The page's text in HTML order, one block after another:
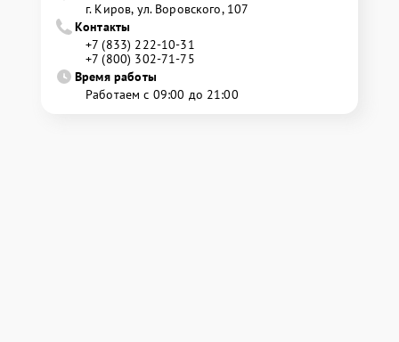
г. Киров, ул. Воровского, 107
Контакты
+7 (833) 222-10-31
+7 (800) 302-71-75
Время работы
Работаем с 09:00 до 21:00